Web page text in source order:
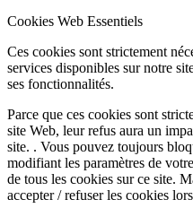
Cookies Web Essentiels
Ces cookies sont strictement
services disponibles sur notre
ses fonctionnalités.
Parce que ces cookies sont
site Web, leur refus aura un
site. . Vous pouvez toujours
modifiant les paramètres de
de tous les cookies sur ce site.
accepter / refuser les cookies